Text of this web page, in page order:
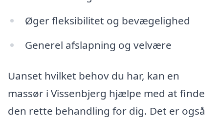
Øger fleksibilitet og bevægelighed
Generel afslapning og velvære
Uanset hvilket behov du har, kan en
massør i Vissenbjerg hjælpe med at finde
den rette behandling for dig. Det er også